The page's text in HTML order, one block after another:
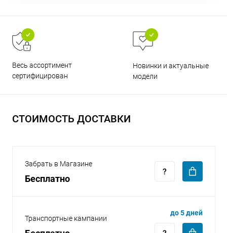
Весь ассортимент
сертифицирован
Новинки и актуальные
модели
СТОИМОСТЬ ДОСТАВКИ
Забрать в Магазине
Бесплатно
Транспортные кампании
до 5 дней
раз в 2 недели